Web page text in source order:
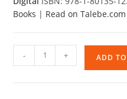
Books | Read on Talebe.com
Çokdisiplinli
Çalışmalarda
- + ADD